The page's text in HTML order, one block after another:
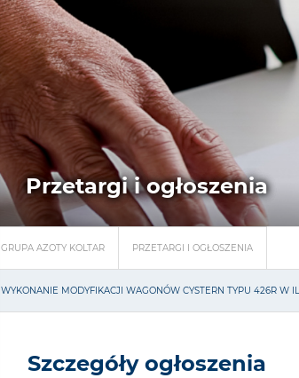
Przetargi i ogłoszenia
GRUPA AZOTY KOLTAR PRZETARGI I OGŁOSZENIA
WYKONANIE MODYFIKACJI WAGONÓW CYSTERN TYPU 426R
Szczegóły ogłoszenia